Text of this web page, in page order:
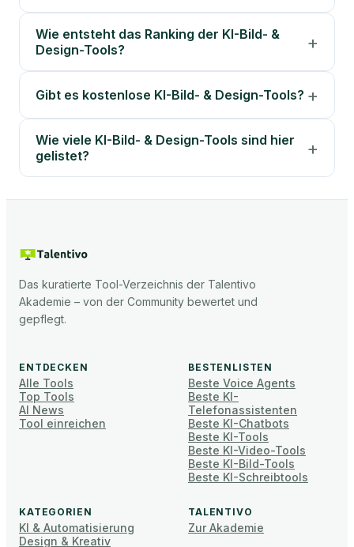
Wie entsteht das Ranking der KI-Bild- &
Design-Tools?
Gibt es kostenlose KI-Bild- & Design-Tools?
Wie viele KI-Bild- & Design-Tools sind hier
gelistet?
Das kuratierte Tool-Verzeichnis der Talentivo
Akademie – von der Community bewertet und
gepflegt.
ENTDECKEN
Alle Tools
Top Tools
AI News
Tool einreichen
BESTENLISTEN
Beste Voice Agents
Beste KI-
Telefonassistenten
Beste KI-Chatbots
Beste KI-Tools
Beste KI-Video-Tools
Beste KI-Bild-Tools
Beste KI-Schreibtools
KATEGORIEN
KI & Automatisierung
Design & Kreativ
TALENTIVO
Zur Akademie